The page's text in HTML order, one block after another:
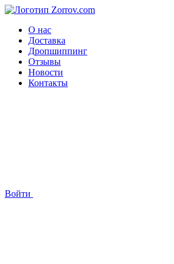
О нас
Доставка
Дропшиппинг
Отзывы
Новости
Контакты
Войти